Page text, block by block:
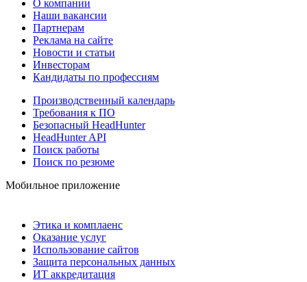
О компании
Наши вакансии
Партнерам
Реклама на сайте
Новости и статьи
Инвесторам
Кандидаты по профессиям
Производственный календарь
Требования к ПО
Безопасный HeadHunter
HeadHunter API
Поиск работы
Поиск по резюме
Мобильное приложение
Этика и комплаенс
Оказание услуг
Использование сайтов
Защита персональных данных
ИТ аккредитация